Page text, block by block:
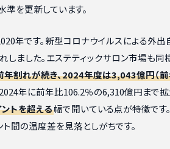
を更新しています。
年です。新型コロナウイルスによる外
ました。エステティックサロン市場も
割れが続き、2024年度は3,043億円（
年に前年比106.2％の6,310億円まで拡
トを超える幅で開いている点が特徴です
ト間の温度差を見落としがちです。